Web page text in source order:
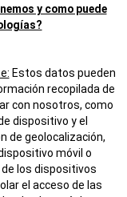
y como puede
Estos datos pueden
recopilada de
con nosotros, como
dispositivo y el
de geolocalización,
móvil o
los dispositivos
el acceso de las